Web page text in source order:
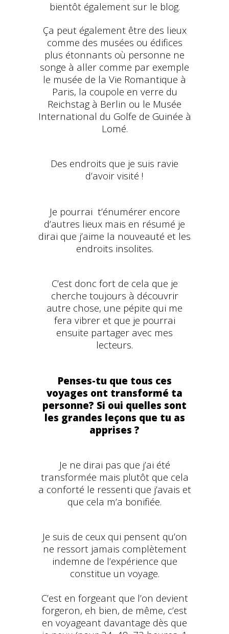
bientôt également sur le blog.
Ça peut également être des lieux
comme des musées ou édifices
plus étonnants où personne ne
songe à aller comme par exemple
le musée de la Vie Romantique à
Paris, la coupole en verre du
Reichstag à Berlin ou le Musée
International du Golfe de Guinée à
Lomé.
Des endroits que je suis ravie
d’avoir visité !
Je pourrai t’énumérer encore
d’autres lieux mais en résumé je
dirai que j’aime la nouveauté et les
endroits insolites.
C’est donc fort de cela que je
cherche toujours à découvrir
autre chose, une pépite qui me
fera vibrer et que je pourrai
ensuite partager avec mes
lecteurs.
Penses-tu que tous ces
voyages ont transformé ta
personne? Si oui quelles sont
les grandes leçons que tu as
apprises ?
Je ne dirai pas que j’ai été
transformée mais plutôt que cela
a conforté le ressenti que j’avais et
que cela m’a bonifiée.
Je suis de ceux qui pensent qu’on
ne ressort jamais complètement
indemne de l’expérience que
constitue un voyage.
C’est en forgeant que l’on devient
forgeron, eh bien, de même, c’est
en voyageant davantage dès que